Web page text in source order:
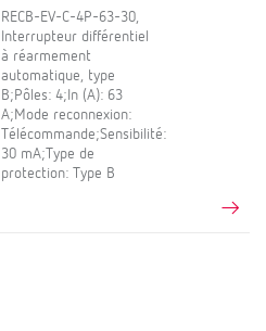
RECB-EV-C-4P-63-30,
Interrupteur différentiel
à réarmement
automatique, type
B;Pôles: 4;In (A): 63
A;Mode reconnexion:
Télécommande;Sensibilité:
30 mA;Type de
protection: Type B